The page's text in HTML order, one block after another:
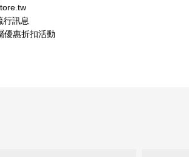
行訊息
優惠折扣活動